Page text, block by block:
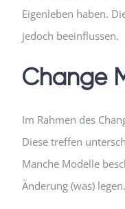
Eigenleben haben.
jedoch beeinflussen.
Change
Im Rahmen des
Diese treffen
Manche Modelle
Änderung (was)